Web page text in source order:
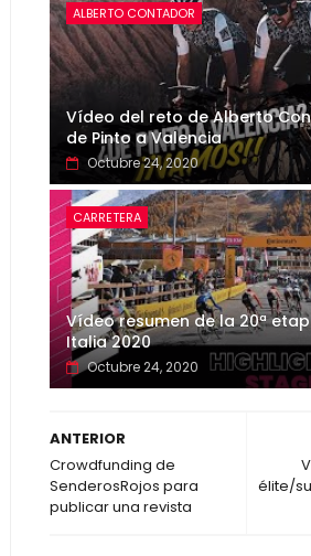
ALBERTO CONTADOR
Vídeo del reto de Alberto
de Pinto a Valencia
Octubre 24, 2020
CARRETERA
Vídeo resumen de la 20ª
Italia 2020
Octubre 24, 2020
élite/
ANTERIOR
Crowdfunding de
SenderosRojos para
publicar una revista